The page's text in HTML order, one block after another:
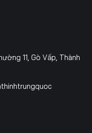
11, Gò Vấp, Thành